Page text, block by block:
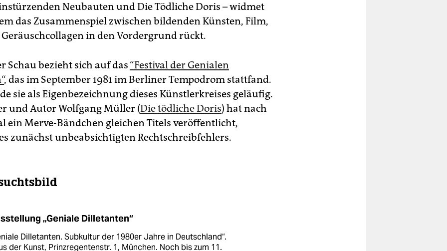
Neubauten und Die Tödliche Doris – widmet
das Zusammenspiel zwischen bildenden Künsten, Film,
in den Vordergrund rückt.
Schau bezieht sich auf das “Festival der Genialen
, das im September 1981 im Berliner Tempodrom stattfand.
sie als Eigenbezeichnung dieses Künstlerkreises geläufig.
und Autor Wolfgang Müller (Die tödliche Doris) hat nach
ein Merve-Bändchen gleichen Titels veröffentlicht,
zunächst unbeabsichtigten Rechtschreibfehlers.
„Geniale Dilletanten“
Dilletanten. Subkultur der 1980er Jahre in Deutschland“.
der Kunst, Prinzregentenstr. 1, München. Noch bis zum 11.